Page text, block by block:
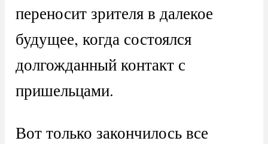
переносит зрителя в далекое
будущее, когда состоялся
долгожданный контакт с
пришельцами.
Вот только закончилось все